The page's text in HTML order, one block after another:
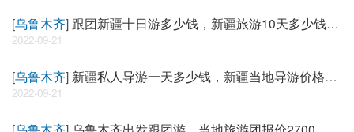
[乌鲁木齐] 跟团新疆十日游多少钱，新疆旅游10天多少钱，
推荐
2022-09-21
[乌鲁木齐] 新疆私人导游一天多少钱，新疆当地导游价格，
亲身
2022-09-21